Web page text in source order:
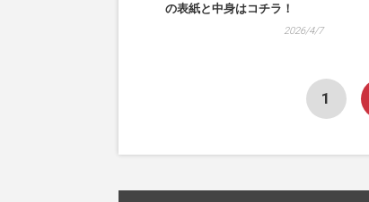
の表紙と中身はコチラ！
2026/4/7
1